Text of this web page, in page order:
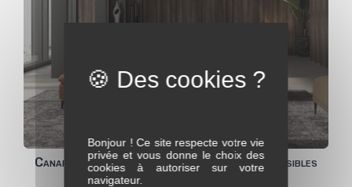
Canapé composable SERENA avec assise extensibles
Bonjour ! Ce site respecte votre vie
privée et vous donne le choix des
cookies à autoriser sur votre
navigateur.